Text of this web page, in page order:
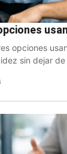
opciones
sin dejar de